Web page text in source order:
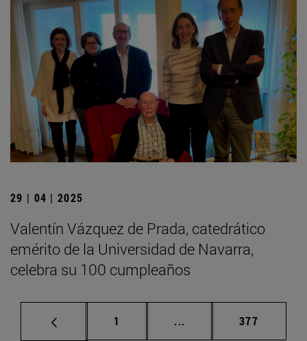
29 | 04 | 2025
Valentín Vázquez de Prada, catedrático
emérito de la Universidad de Navarra,
celebra su 100 cumpleaños
Página
1 ... Páginas intermedias
Página
377